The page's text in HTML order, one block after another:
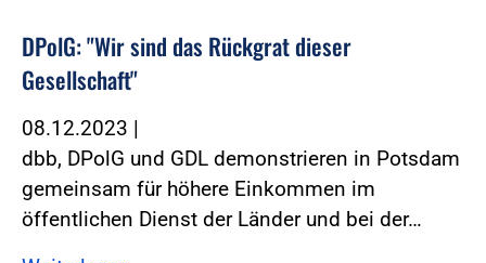
DPolG: "Wir sind das Rückgrat dieser
Gesellschaft"
08.12.2023 |
dbb, DPolG und GDL demonstrieren in Potsdam
gemeinsam für höhere Einkommen im
öffentlichen Dienst der Länder und bei der…